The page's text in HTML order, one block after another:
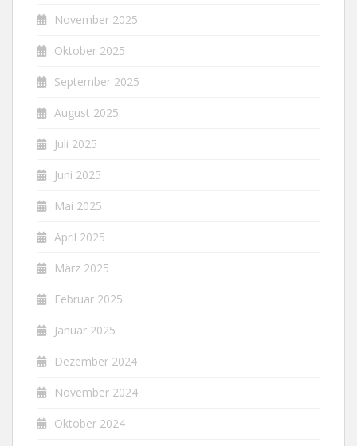
November 2025
Oktober 2025
September 2025
August 2025
Juli 2025
Juni 2025
Mai 2025
April 2025
März 2025
Februar 2025
Januar 2025
Dezember 2024
November 2024
Oktober 2024